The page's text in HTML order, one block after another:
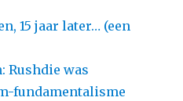
15 jaar later… (een
Rushdie was
fundamentalisme